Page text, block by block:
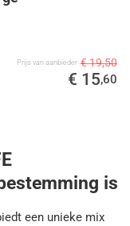
Prijs van aanbieder € 19,50
€ 15,60
is
een unieke mix